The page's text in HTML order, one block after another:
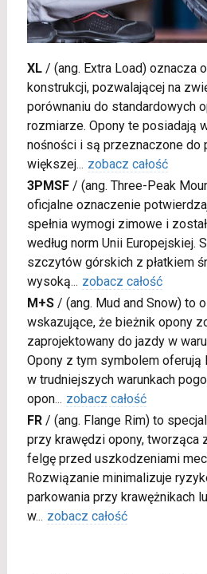
XL/ (ang. Extra Load) oznacza
konstrukcji, pozwalającej na
porównaniu do standardowych
rozmiarze. Opony te posiadają
nośności i są przeznaczone do
większej... zobacz całość
3PMSF/ (ang. Three-Peak
oficjalne oznaczenie
spełnia wymogi zimowe i
według norm Unii Europejskiej.
szczytów górskich z płatkiem
wysoką... zobacz całość
M+S/ (ang. Mud and Snow) to
wskazujące, że bieżnik opony
zaprojektowany do jazdy w
Opony z tym symbolem
w trudniejszych warunkach
opon... zobacz całość
FR/ (ang. Flange Rim) to
przy krawędzi opony, tworząca
felgę przed uszkodzeniami
Rozwiązanie minimalizuje
parkowania przy krawężnikach
w... zobacz całość